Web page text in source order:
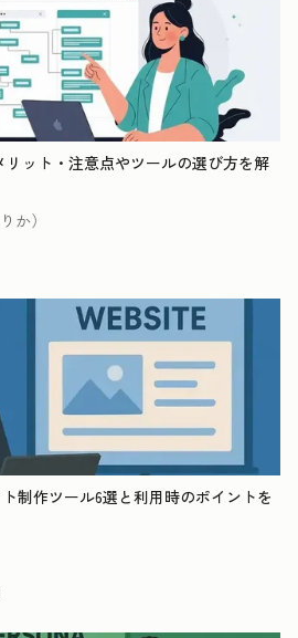
ット・注意点やツールの選び方を解
か）
制作ツール6選と利用時のポイントを